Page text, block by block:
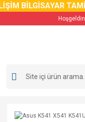
BİLGİSAYAR